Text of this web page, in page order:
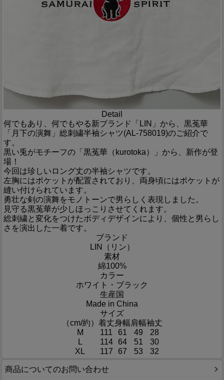
Detail
何でもあり、何でもやる新ブランド「LIN」から、黒菟華
「月下の演舞」総刺繍半袖シャツ(AL-758019)のご紹介で
す。
黒い兎がモチーフの「黒菟華（kurotoka）」から、新作が登
場！
今回は珍しいロング丈の半袖シャツです。
左胸にはポケットが配置されており、両身頃にはポケットが
縫い付けられています。
勇壮な剣の演舞をモノトーンで男らしく表現しました。
見守る黒菟華が少しほっこりさせてくれます。
総刺繍と変化をつけたボディデザインにより、個性と男らし
さを演出した一着です。
ブランド
LIN（リン）
素材
綿100%
カラー
ホワイト・ブラック
生産国
Made in China
サイズ
（cm/約） 着丈身幅肩幅袖丈
M
111 61 49
28
L
114 64 51
30
XL
117 67 53 32
商品についてのお問い合わせ